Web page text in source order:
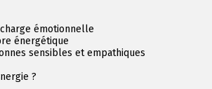
émotionnelle
énergétique
sensibles et empathiques
?